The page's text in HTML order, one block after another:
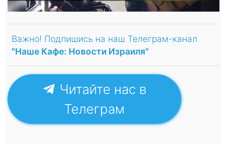
Важно! Подпишись на наш Телеграм-канал
"Наше Кафе: Новости Израиля"
Читайте нас в
Телеграм